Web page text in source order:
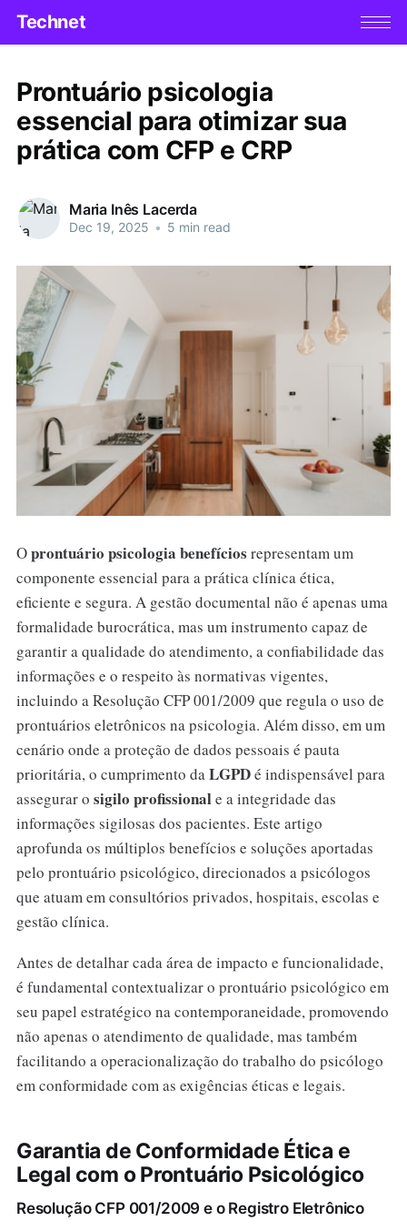
Technet
Prontuário psicologia
essencial para otimizar sua
prática com CFP e CRP
Maria Inês Lacerda
Dec 19, 2025 • 5 min read
Oprontuário psicologia benefícios representam um
componente essencial para a prática clínica ética,
eficiente e segura. A gestão documental não é apenas uma
formalidade burocrática, mas um instrumento capaz de
garantir a qualidade do atendimento, a confiabilidade das
informações e o respeito às normativas vigentes,
incluindo a Resolução CFP 001/2009 que regula o uso de
prontuários eletrônicos na psicologia. Além disso, em um
cenário onde a proteção de dados pessoais é pauta
prioritária, o cumprimento daLGPDé indispensável para
assegurar o sigilo profissionale a integridade das
informações sigilosas dos pacientes. Este artigo
aprofunda os múltiplos benefícios e soluções aportadas
pelo prontuário psicológico, direcionados a psicólogos
que atuam em consultórios privados, hospitais, escolas e
gestão clínica.
Antes de detalhar cada área de impacto e funcionalidade,
é fundamental contextualizar o prontuário psicológico em
seu papel estratégico na contemporaneidade, promovendo
não apenas o atendimento de qualidade, mas também
facilitando a operacionalização do trabalho do psicólogo
em conformidade com as exigências éticas e legais.
Garantia de Conformidade Ética e
Legal com o Prontuário Psicológico
Resolução CFP 001/2009 e o Registro Eletrônico